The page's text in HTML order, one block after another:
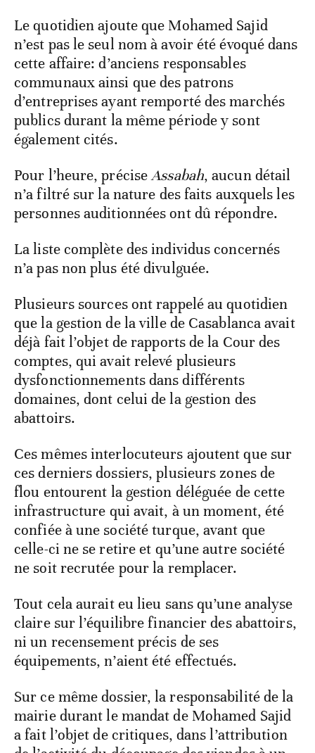
Le quotidien ajoute que Mohamed Sajid
n’est pas le seul nom à avoir été évoqué dans
cette affaire: d’anciens responsables
communaux ainsi que des patrons
d’entreprises ayant remporté des marchés
publics durant la même période y sont
également cités.
Pour l’heure, préciseAssabah, aucun détail
n’a filtré sur la nature des faits auxquels les
personnes auditionnées ont dû répondre.
La liste complète des individus concernés
n’a pas non plus été divulguée.
Plusieurs sources ont rappelé au quotidien
que la gestion de la ville de Casablanca avait
déjà fait l’objet de rapports de la Cour des
comptes, qui avait relevé plusieurs
dysfonctionnements dans différents
domaines, dont celui de la gestion des
abattoirs.
Ces mêmes interlocuteurs ajoutent que sur
ces derniers dossiers, plusieurs zones de
flou entourent la gestion déléguée de cette
infrastructure qui avait, à un moment, été
confiée à une société turque, avant que
celle-ci ne se retire et qu’une autre société
ne soit recrutée pour la remplacer.
Tout cela aurait eu lieu sans qu’une analyse
claire sur l’équilibre financier des abattoirs,
ni un recensement précis de ses
équipements, n’aient été effectués.
Sur ce même dossier, la responsabilité de la
mairie durant le mandat de Mohamed Sajid
a fait l’objet de critiques, dans l’attribution